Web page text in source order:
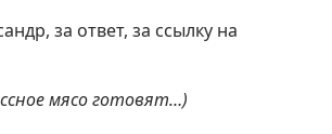
за ответ, за ссылку на
мясо готовят…)